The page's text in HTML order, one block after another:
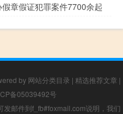
章假证犯罪案件7700余起
by 网站分类目录 | 精选推荐文章 |
备05039492号
发邮件到f_fb#foxmail.com说明，我们